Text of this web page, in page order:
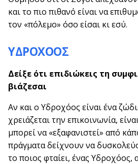
και το πιο πιθανό είναι να
τον «πόλεμο» όσο είσαι κι εσύ.
ΥΔΡΟΧΟΟΣ
Δείξε ότι επιδιώκεις τη
βιάζεσαι
Αν και ο Υδροχόος είναι ένα
χρειάζεται την επικοινωνία,
μπορεί να «εξαφανιστεί» από
πράγματα δείχνουν να
το ποιος φταίει, ένας Υδροχόος,